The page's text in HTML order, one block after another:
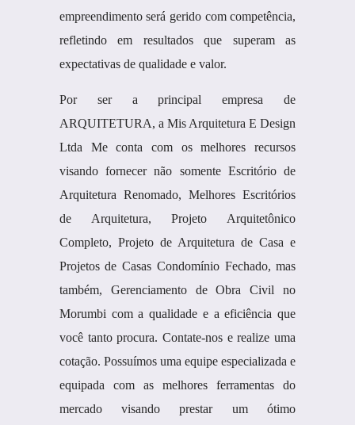
empreendimento será gerido com competência,
refletindo em resultados que superam as
expectativas de qualidade e valor.
Por ser a principal empresa de
ARQUITETURA, a Mis Arquitetura E Design
Ltda Me conta com os melhores recursos
visando fornecer não somente Escritório de
Arquitetura Renomado, Melhores Escritórios
de Arquitetura, Projeto Arquitetônico
Completo, Projeto de Arquitetura de Casa e
Projetos de Casas Condomínio Fechado, mas
também, Gerenciamento de Obra Civil no
Morumbi com a qualidade e a eficiência que
você tanto procura. Contate-nos e realize uma
cotação. Possuímos uma equipe especializada e
equipada com as melhores ferramentas do
mercado visando prestar um ótimo